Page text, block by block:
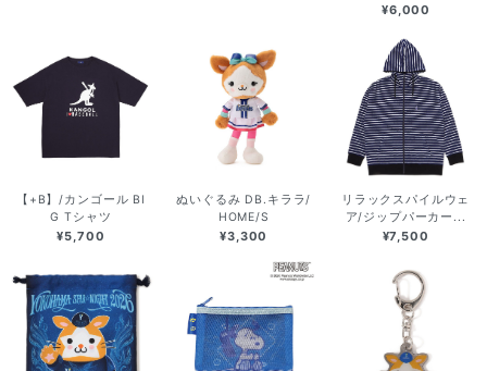
¥6,000
【+B】/カンゴール BI
G Tシャツ
¥5,700
ぬいぐるみ DB.キララ/
HOME/S
¥3,300
リラックスパイルウェ
ア/ジップパーカー...
¥7,500